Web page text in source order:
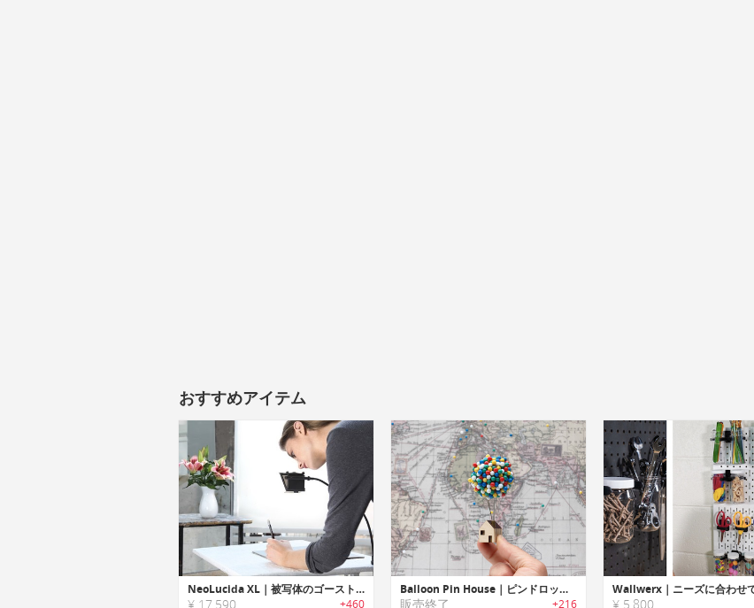
おすすめアイテム
NeoLucida XL｜被写体のゴーストイメージを見たままトレース可能なドローイングデバイス「ネオルシーダXL」
¥ 17,590 +460
Balloon Pin House｜ピンドロップが楽しくなるバルーンピンハウス
販売終了 +216 ¥ 5,800